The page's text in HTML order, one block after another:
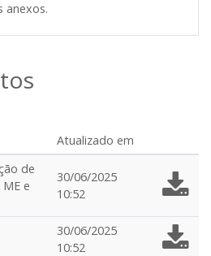
anexos.
Atualizado em
de
e
30/06/2025
10:52
30/06/2025
10:52